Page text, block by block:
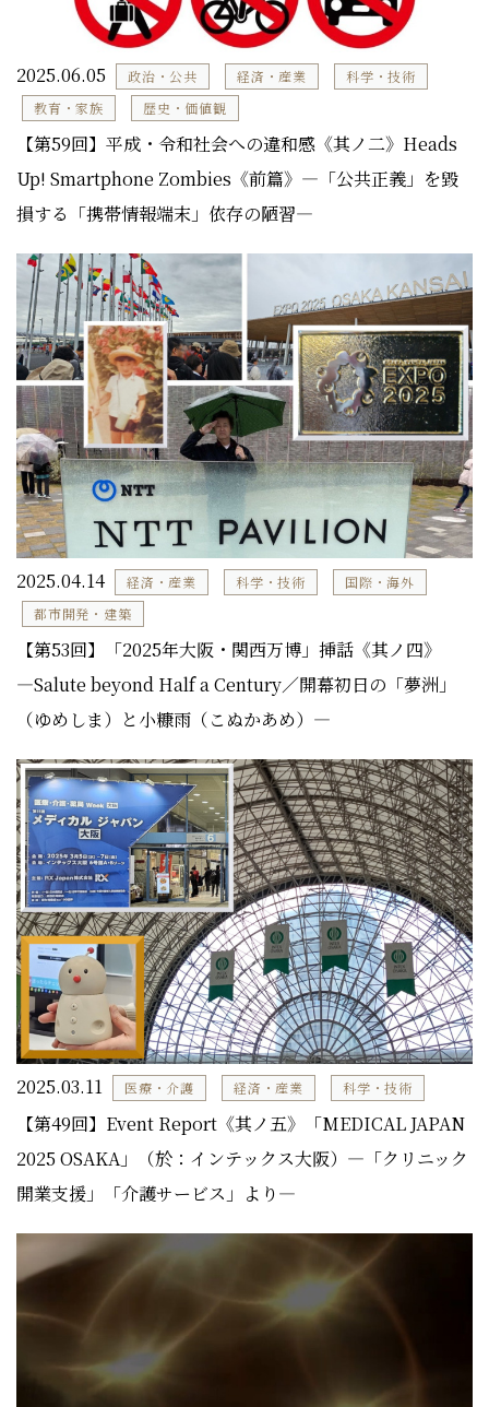
2025.06.05 政治・公共 経済・産業
科学・技術
教育・家族
歴史・価値観
【第59回】平成・令和社会への違和感《其ノ二》Heads
Up! Smartphone Zombies《前篇》―「公共正義」を毀
損する「携帯情報端末」依存の陋習―
2025.04.14 経済・産業 科学・技術
国際・海外
都市開発・建築
【第53回】「2025年大阪・関西万博」挿話《其ノ四》
―Salute beyond Half a Century／開幕初日の「夢洲」
（ゆめしま）と小糠雨（こぬかあめ）―
2025.03.11 医療・介護 経済・産業 科学・技術
【第49回】Event Report《其ノ五》「MEDICAL JAPAN
2025 OSAKA」（於：インテックス大阪）―「クリニック
開業支援」「介護サービス」より―